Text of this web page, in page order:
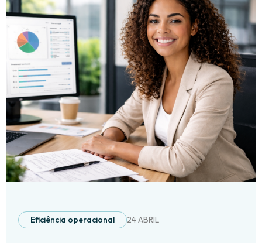
Eficiência operacional 24 ABRIL